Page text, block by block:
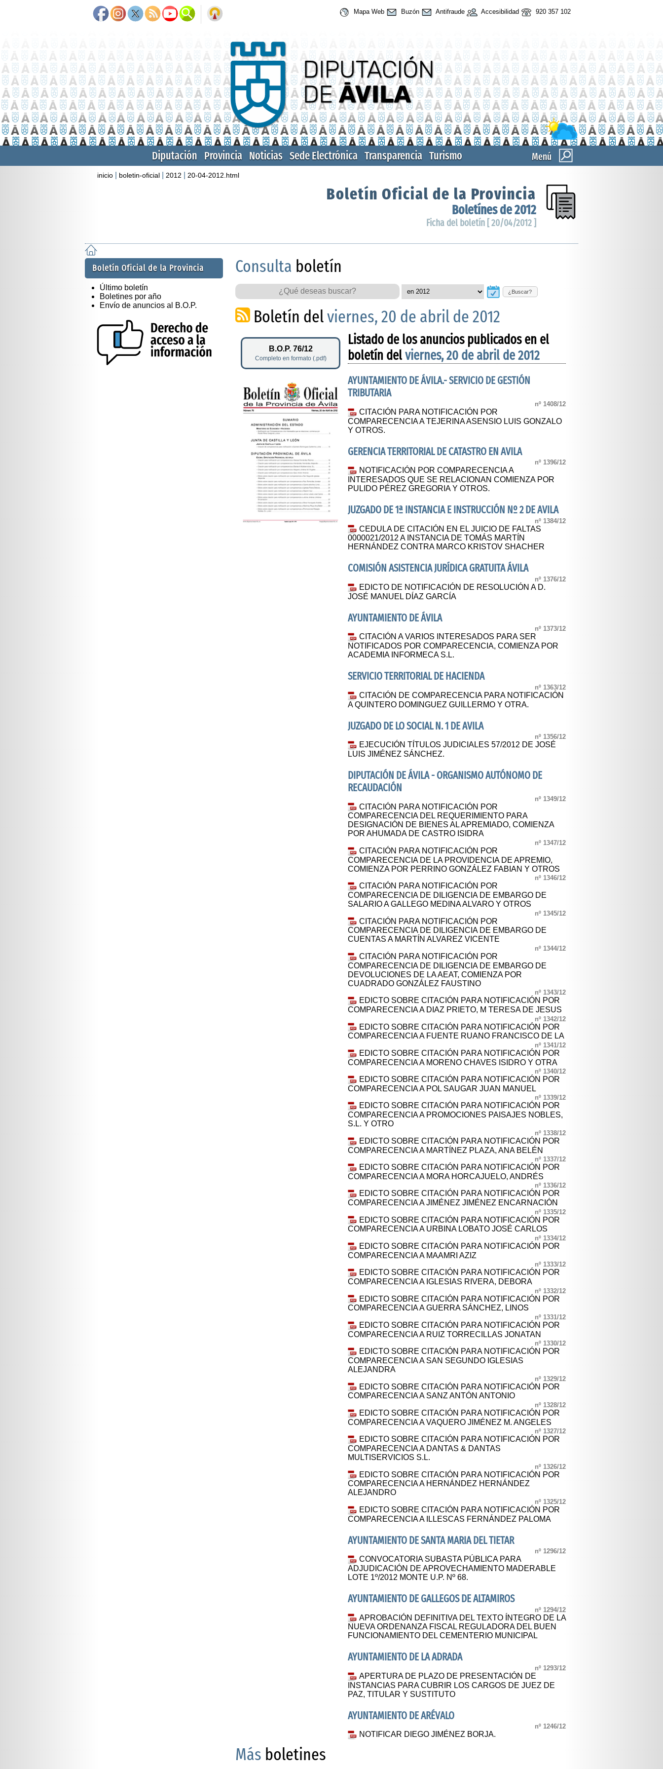
Mapa Web Buzón Antifraude Accesibilidad 920 357 102
Menú
Diputación Provincia Noticias Sede Electrónica Transparencia Turismo
inicio boletin-oficial 2012 20-04-2012.html
Boletín Oficial de la Provincia
Boletínes de 2012
Ficha del boletín [ 20/04/2012 ]
Boletín Oficial de la Provincia
Último boletín
Boletines por año
Envío de anuncios al B.O.P.
Consulta boletín
¿Buscar?
Boletín delviernes, 20 de abril de 2012
B.O.P. 76/12
Completo en formato (.pdf)
Listado de los anuncios publicados en el
boletín delviernes, 20 de abril de 2012
AYUNTAMIENTO DE ÁVILA.- SERVICIO DE GESTIÓN
TRIBUTARIA
nº 1408/12
CITACIÓN PARA NOTIFICACIÓN POR
COMPARECENCIA A TEJERINA ASENSIO LUIS GONZALO
Y OTROS.
GERENCIA TERRITORIAL DE CATASTRO EN AVILA
nº 1396/12
NOTIFICACIÓN POR COMPARECENCIA A
INTERESADOS QUE SE RELACIONAN COMIENZA POR
PULIDO PÉREZ GREGORIA Y OTROS.
JUZGADO DE 1ª INSTANCIA E INSTRUCCIÓN Nº 2 DE AVILA
nº 1384/12
CEDULA DE CITACIÓN EN EL JUICIO DE FALTAS
0000021/2012 A INSTANCIA DE TOMÁS MARTÍN
HERNÁNDEZ CONTRA MARCO KRISTOV SHACHER
COMISIÓN ASISTENCIA JURÍDICA GRATUITA ÁVILA
nº 1376/12
EDICTO DE NOTIFICACIÓN DE RESOLUCIÓN A D.
JOSÉ MANUEL DÍAZ GARCÍA
AYUNTAMIENTO DE ÁVILA
nº 1373/12
CITACIÓN A VARIOS INTERESADOS PARA SER
NOTIFICADOS POR COMPARECENCIA, COMIENZA POR
ACADEMIA INFORMECA S.L.
SERVICIO TERRITORIAL DE HACIENDA
nº 1363/12
CITACIÓN DE COMPARECENCIA PARA NOTIFICACIÓN
A QUINTERO DOMINGUEZ GUILLERMO Y OTRA.
JUZGADO DE LO SOCIAL N. 1 DE AVILA
nº 1356/12
EJECUCIÓN TÍTULOS JUDICIALES 57/2012 DE JOSÉ
LUIS JIMÉNEZ SÁNCHEZ.
DIPUTACIÓN DE ÁVILA - ORGANISMO AUTÓNOMO DE
RECAUDACIÓN
nº 1349/12
CITACIÓN PARA NOTIFICACIÓN POR
COMPARECENCIA DEL REQUERIMIENTO PARA
DESIGNACIÓN DE BIENES AL APREMIADO, COMIENZA
POR AHUMADA DE CASTRO ISIDRA
nº 1347/12
CITACIÓN PARA NOTIFICACIÓN POR
COMPARECENCIA DE LA PROVIDENCIA DE APREMIO,
COMIENZA POR PERRINO GONZÁLEZ FABIAN Y OTROS
nº 1346/12
CITACIÓN PARA NOTIFICACIÓN POR
COMPARECENCIA DE DILIGENCIA DE EMBARGO DE
SALARIO A GALLEGO MEDINA ALVARO Y OTROS
nº 1345/12
CITACIÓN PARA NOTIFICACIÓN POR
COMPARECENCIA DE DILIGENCIA DE EMBARGO DE
CUENTAS A MARTÍN ALVAREZ VICENTE
nº 1344/12
CITACIÓN PARA NOTIFICACIÓN POR
COMPARECENCIA DE DILIGENCIA DE EMBARGO DE
DEVOLUCIONES DE LA AEAT, COMIENZA POR
CUADRADO GONZÁLEZ FAUSTINO
nº 1343/12
EDICTO SOBRE CITACIÓN PARA NOTIFICACIÓN POR
COMPARECENCIA A DIAZ PRIETO, M TERESA DE JESUS
nº 1342/12
EDICTO SOBRE CITACIÓN PARA NOTIFICACIÓN POR
COMPARECENCIA A FUENTE RUANO FRANCISCO DE LA
nº 1341/12
EDICTO SOBRE CITACIÓN PARA NOTIFICACIÓN POR
COMPARECENCIA A MORENO CHAVES ISIDRO Y OTRA
nº 1340/12
EDICTO SOBRE CITACIÓN PARA NOTIFICACIÓN POR
COMPARECENCIA A POL SAUGAR JUAN MANUEL
nº 1339/12
EDICTO SOBRE CITACIÓN PARA NOTIFICACIÓN POR
COMPARECENCIA A PROMOCIONES PAISAJES NOBLES,
S.L. Y OTRO
nº 1338/12
EDICTO SOBRE CITACIÓN PARA NOTIFICACIÓN POR
COMPARECENCIA A MARTÍNEZ PLAZA, ANA BELÉN
nº 1337/12
EDICTO SOBRE CITACIÓN PARA NOTIFICACIÓN POR
COMPARECENCIA A MORA HORCAJUELO, ANDRÉS
nº 1336/12
EDICTO SOBRE CITACIÓN PARA NOTIFICACIÓN POR
COMPARECENCIA A JIMÉNEZ JIMÉNEZ ENCARNACIÓN
nº 1335/12
EDICTO SOBRE CITACIÓN PARA NOTIFICACIÓN POR
COMPARECENCIA A URBINA LOBATO JOSÉ CARLOS
nº 1334/12
EDICTO SOBRE CITACIÓN PARA NOTIFICACIÓN POR
COMPARECENCIA A MAAMRI AZIZ
nº 1333/12
EDICTO SOBRE CITACIÓN PARA NOTIFICACIÓN POR
COMPARECENCIA A IGLESIAS RIVERA, DEBORA
nº 1332/12
EDICTO SOBRE CITACIÓN PARA NOTIFICACIÓN POR
COMPARECENCIA A GUERRA SÁNCHEZ, LINOS
nº 1331/12
EDICTO SOBRE CITACIÓN PARA NOTIFICACIÓN POR
COMPARECENCIA A RUIZ TORRECILLAS JONATAN
nº 1330/12
EDICTO SOBRE CITACIÓN PARA NOTIFICACIÓN POR
COMPARECENCIA A SAN SEGUNDO IGLESIAS
ALEJANDRA
nº 1329/12
EDICTO SOBRE CITACIÓN PARA NOTIFICACIÓN POR
COMPARECENCIA A SANZ ANTÓN ANTONIO
nº 1328/12
EDICTO SOBRE CITACIÓN PARA NOTIFICACIÓN POR
COMPARECENCIA A VAQUERO JIMÉNEZ M. ANGELES
nº 1327/12
EDICTO SOBRE CITACIÓN PARA NOTIFICACIÓN POR
COMPARECENCIA A DANTAS & DANTAS
MULTISERVICIOS S.L.
nº 1326/12
EDICTO SOBRE CITACIÓN PARA NOTIFICACIÓN POR
COMPARECENCIA A HERNÁNDEZ HERNÁNDEZ
ALEJANDRO
nº 1325/12
EDICTO SOBRE CITACIÓN PARA NOTIFICACIÓN POR
COMPARECENCIA A ILLESCAS FERNÁNDEZ PALOMA
AYUNTAMIENTO DE SANTA MARIA DEL TIETAR
nº 1296/12
CONVOCATORIA SUBASTA PÚBLICA PARA
ADJUDICACIÓN DE APROVECHAMIENTO MADERABLE
LOTE 1º/2012 MONTE U.P. Nº 68.
AYUNTAMIENTO DE GALLEGOS DE ALTAMIROS
nº 1294/12
APROBACIÓN DEFINITIVA DEL TEXTO ÍNTEGRO DE LA
NUEVA ORDENANZA FISCAL REGULADORA DEL BUEN
FUNCIONAMIENTO DEL CEMENTERIO MUNICIPAL
AYUNTAMIENTO DE LA ADRADA
nº 1293/12
APERTURA DE PLAZO DE PRESENTACIÓN DE
INSTANCIAS PARA CUBRIR LOS CARGOS DE JUEZ DE
PAZ, TITULAR Y SUSTITUTO
AYUNTAMIENTO DE ARÉVALO
nº 1246/12
NOTIFICAR DIEGO JIMÉNEZ BORJA.
Más boletines